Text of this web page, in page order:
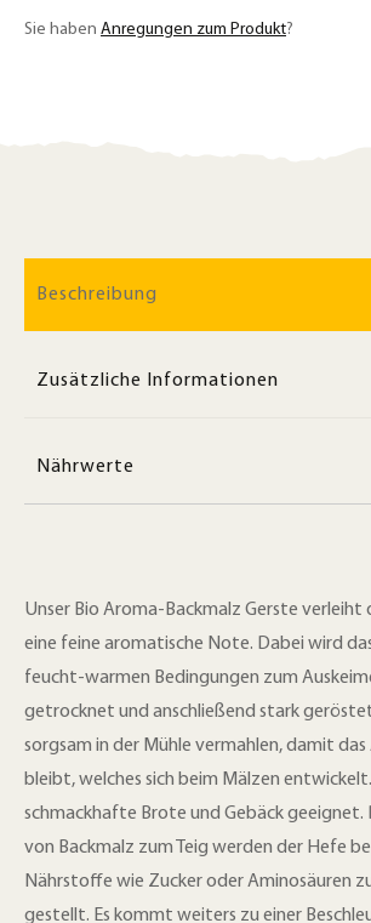
Brotbacken
Menge
Sie haben Anregungen zum Produkt?
Beschreibung
Zusätzliche Informationen
Nährwerte
Unser Bio Aroma-Backmalz Gerste verleiht
eine feine aromatische Note. Dabei wird
feucht-warmen Bedingungen zum
getrocknet und anschließend stark
sorgsam in der Mühle vermahlen, damit
bleibt, welches sich beim Mälzen
schmackhafte Brote und Gebäck geeignet.
von Backmalz zum Teig werden der Hefe
Nährstoffe wie Zucker oder Aminosäuren
gestellt. Es kommt weiters zu einer